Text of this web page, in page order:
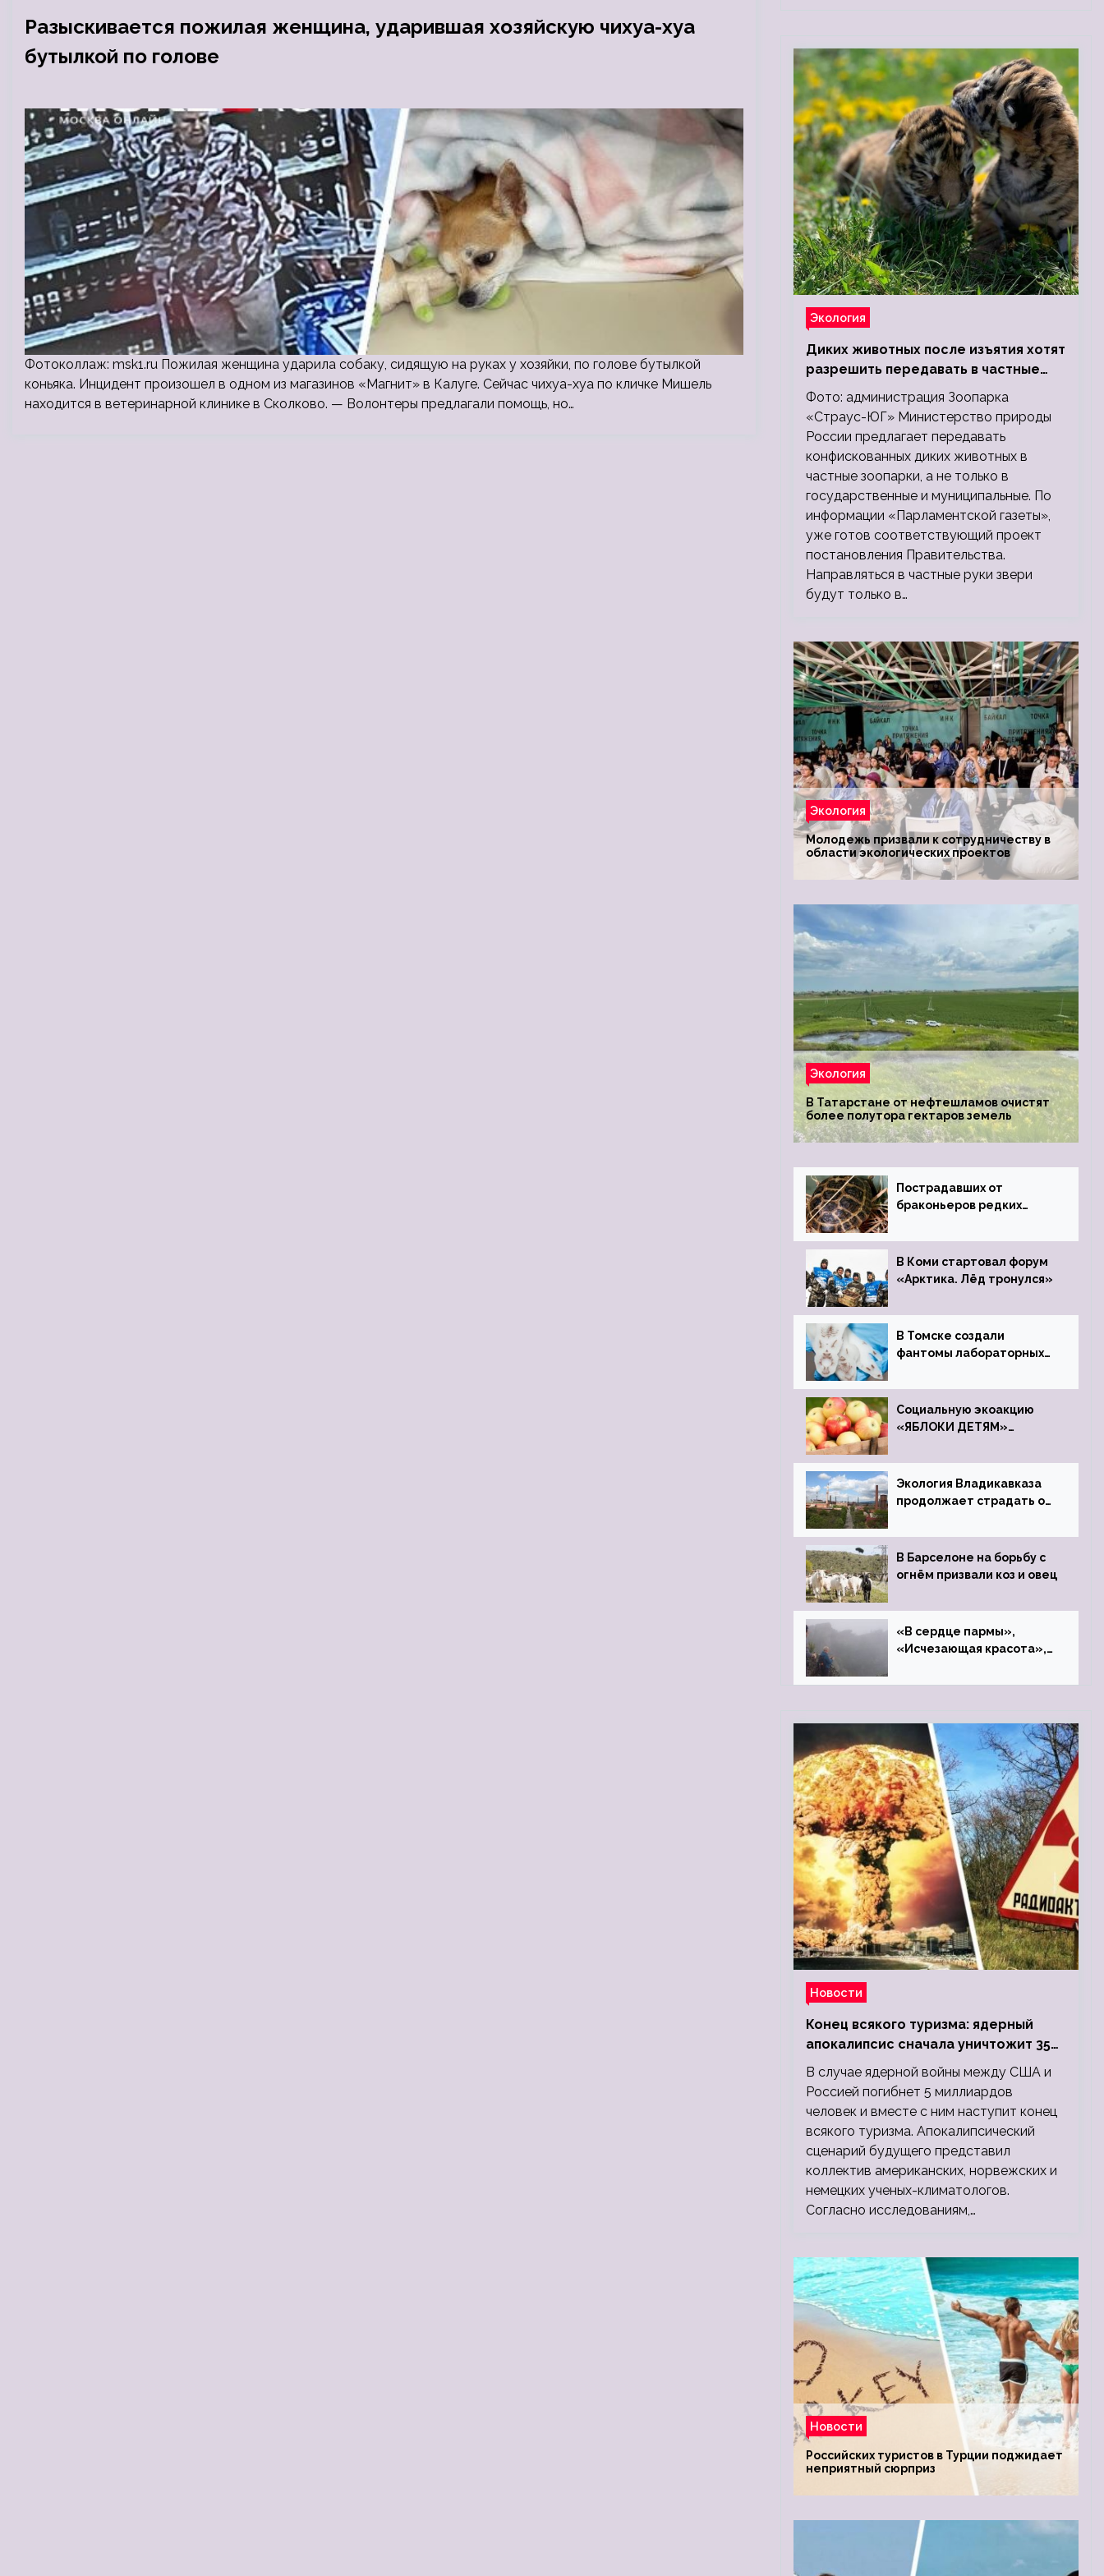
Разыскивается пожилая женщина, ударившая хозяйскую чихуа-хуа
бутылкой по голове
Фотоколлаж: msk1.ru Пожилая женщина ударила собаку, сидящую на руках у хозяйки, по голове бутылкой
коньяка. Инцидент произошел в одном из магазинов «Магнит» в Калуге. Сейчас чихуа-хуа по кличке Мишель
находится в ветеринарной клинике в Сколково. — Волонтеры предлагали помощь, но…
Экология
Диких животных после изъятия хотят
разрешить передавать в частные
зоопарки
Фото: администрация Зоопарка
«Страус-ЮГ» Министерство природы
России предлагает передавать
конфискованных диких животных в
частные зоопарки, а не только в
государственные и муниципальные. По
информации «Парламентской газеты»,
уже готов соответствующий проект
постановления Правительства.
Направляться в частные руки звери
будут только в…
Экология
Молодежь призвали к сотрудничеству в
области экологических проектов
Экология
В Татарстане от нефтешламов очистят
более полутора гектаров земель
Пострадавших от
браконьеров редких
Ростовский зоопарк
В Коми стартовал форум
«Арктика. Лёд тронулся»
В Томске создали
фантомы лабораторных
Социальную экоакцию
«ЯБЛОКИ ДЕТЯМ»
Экология Владикавказа
продолжает страдать от
завода
В Барселоне на борьбу с
огнём призвали коз и овец
«В сердце пармы»,
«Исчезающая красота»,
Новости
Конец всякого туризма: ядерный
апокалипсис сначала уничтожит 350
миллионов, а потом 5 миллиардов
людей
В случае ядерной войны между США и
Россией погибнет 5 миллиардов
человек и вместе с ним наступит конец
всякого туризма. Апокалипсический
сценарий будущего представил
коллектив американских, норвежских и
немецких ученых-климатологов.
Согласно исследованиям,…
Новости
Российских туристов в Турции поджидает
неприятный сюрприз